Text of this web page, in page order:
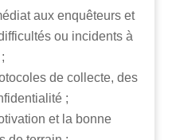
aux enquêteurs et
ou incidents à
de collecte, des
;
et la bonne